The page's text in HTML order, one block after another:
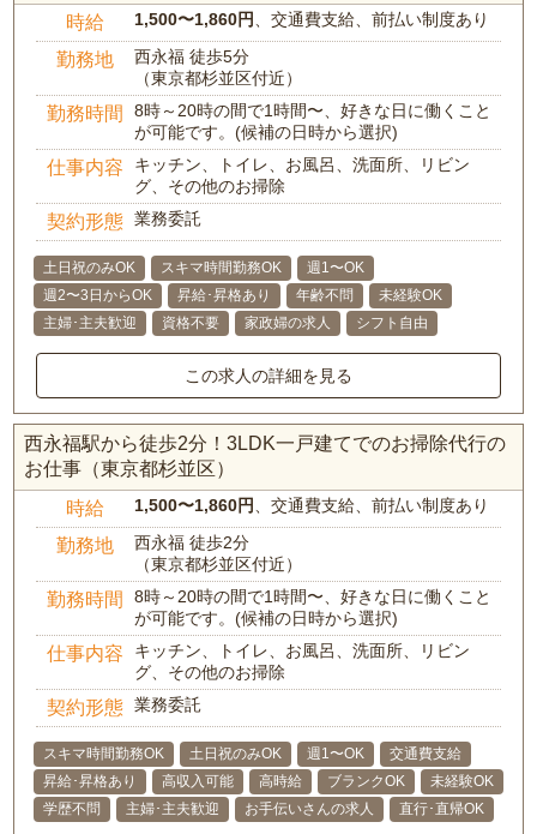
時給 1,500〜1,860円、交通費支給、前払い制度あり
勤務地
西永福 徒歩5分
（東京都杉並区付近）
勤務時間
8時～20時の間で1時間〜、好きな日に働くこと
が可能です。(候補の日時から選択)
仕事内容
キッチン、トイレ、お風呂、洗面所、リビン
グ、その他のお掃除
契約形態 業務委託
土日祝のみOK スキマ時間勤務OK
週1〜OK
週2〜3日からOK
昇給･昇格あり 年齢不問
未経験OK
主婦･主夫歓迎
資格不要 家政婦の求人 シフト自由
この求人の詳細を見る
西永福駅から徒歩2分！3LDK一戸建てでのお掃除代行の
お仕事（東京都杉並区）
時給 1,500〜1,860円、交通費支給、前払い制度あり
勤務地
西永福 徒歩2分
（東京都杉並区付近）
勤務時間
8時～20時の間で1時間〜、好きな日に働くこと
が可能です。(候補の日時から選択)
仕事内容
キッチン、トイレ、お風呂、洗面所、リビン
グ、その他のお掃除
契約形態 業務委託
スキマ時間勤務OK 土日祝のみOK 週1〜OK
交通費支給
昇給･昇格あり
高収入可能 高時給 ブランクOK
未経験OK
学歴不問
主婦･主夫歓迎 お手伝いさんの求人 直行･直帰OK